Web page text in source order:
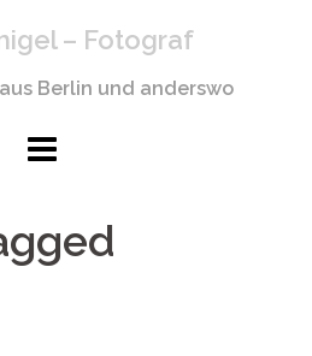
– Fotograf
Berlin und anderswo